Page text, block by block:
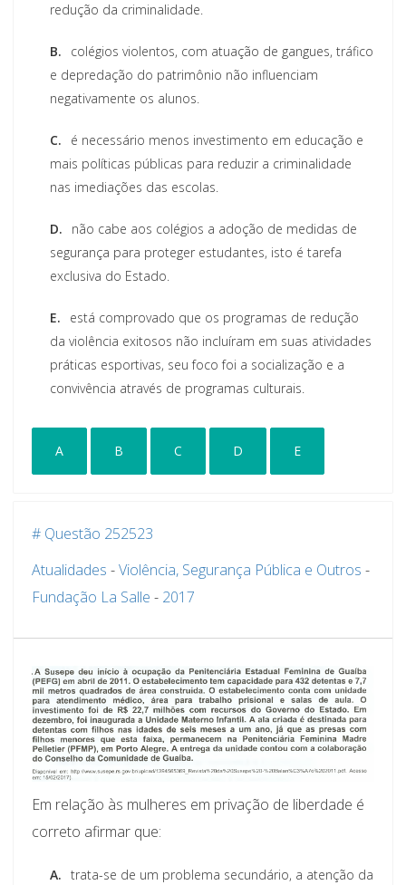
redução da criminalidade.
B.
colégios violentos, com atuação de gangues, tráfico
e depredação do patrimônio não influenciam
negativamente os alunos.
C.
é necessário menos investimento em educação e
mais políticas públicas para reduzir a criminalidade
nas imediações das escolas.
D.
não cabe aos colégios a adoção de medidas de
segurança para proteger estudantes, isto é tarefa
exclusiva do Estado.
E.
está comprovado que os programas de redução
da violência exitosos não incluíram em suas atividades
práticas esportivas, seu foco foi a socialização e a
convivência através de programas culturais.
A B C D E
# Questão 252523
Atualidades -Violência, Segurança Pública e Outros -
Fundação La Salle - 2017
Em relação às mulheres em privação de liberdade é
correto afirmar que:
A. trata-se de um problema secundário, a atenção da